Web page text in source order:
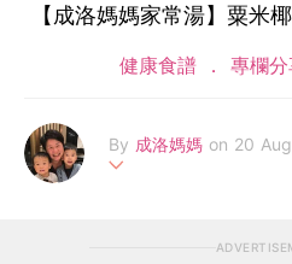
【成洛媽媽家常湯】粟米
健康食譜 專欄
By 成洛媽媽 on 20